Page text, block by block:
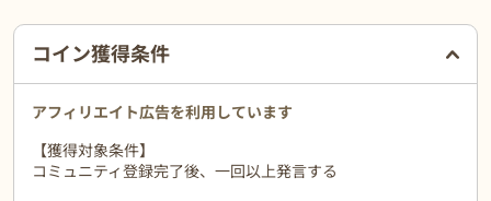
ご利用前に必ずお読みください
コイン獲得条件
アフィリエイト広告を利用しています
【獲得対象条件】
コミュニティ登録完了後、一回以上発言する